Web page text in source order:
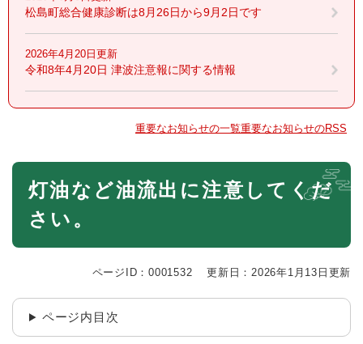
松島町総合健康診断は8月26日から9月2日です
2026年4月20日更新
令和8年4月20日 津波注意報に関する情報
重要なお知らせの一覧重要なお知らせのRSS
本
灯油など油流出に注意してくだ
さい。
ページID：0001532 更新日：2026年1月13日更新
ページ内目次